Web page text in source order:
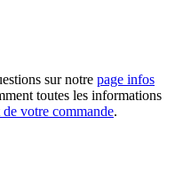
sur notre page infos
toutes les informations
de votre commande.